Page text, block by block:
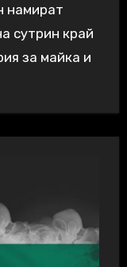
намират
сутрин край
за майка и